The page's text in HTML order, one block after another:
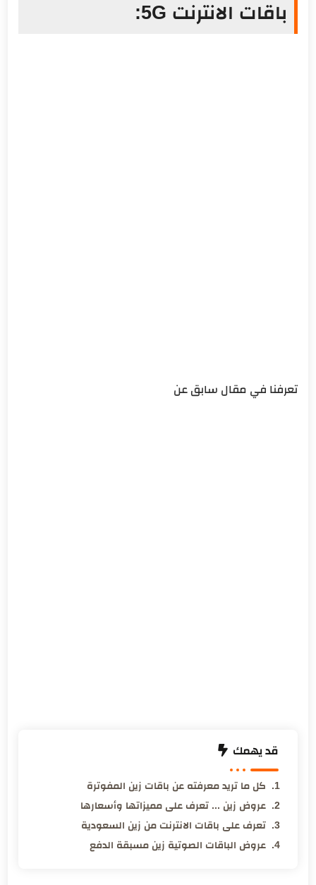
باقات الانترنت 5G:
تعرفنا في مقال سابق عن
قد يهمك
كل ما تريد معرفته عن باقات زين المفوترة
عروض زين ... تعرف على مميزاتها وأسعارها
تعرف على باقات الانترنت من زين السعودية
عروض الباقات الصوتية زين مسبقة الدفع